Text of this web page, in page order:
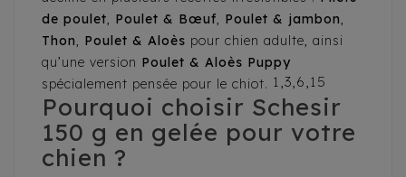
de poulet, Poulet & Bœuf, Poulet & jambon,
Thon, Poulet & Aloès pour chien adulte, ainsi
qu’une version Poulet & Aloès Puppy
spécialement pensée pour le chiot. 1,3,6,15
Pourquoi choisir Schesir
150 g en gelée pour votre
chien ?